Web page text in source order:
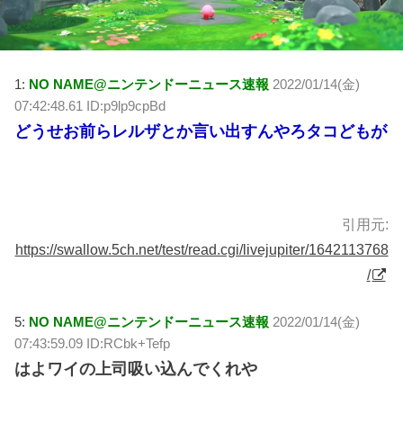
1: NO NAME@ニンテンドーニュース速報 2022/01/14(金)
07:42:48.61 ID:p9lp9cpBd
どうせお前らレルザとか言い出すんやろタコどもが
引用元:
https://swallow.5ch.net/test/read.cgi/livejupiter/1642113768
/
5: NO NAME@ニンテンドーニュース速報 2022/01/14(金)
07:43:59.09 ID:RCbk+Tefp
はよワイの上司吸い込んでくれや